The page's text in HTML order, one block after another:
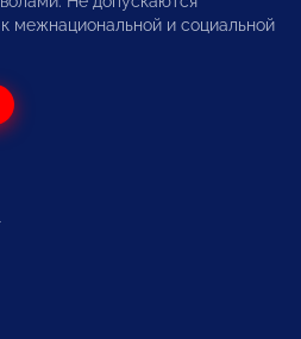
межнациональной и социальной